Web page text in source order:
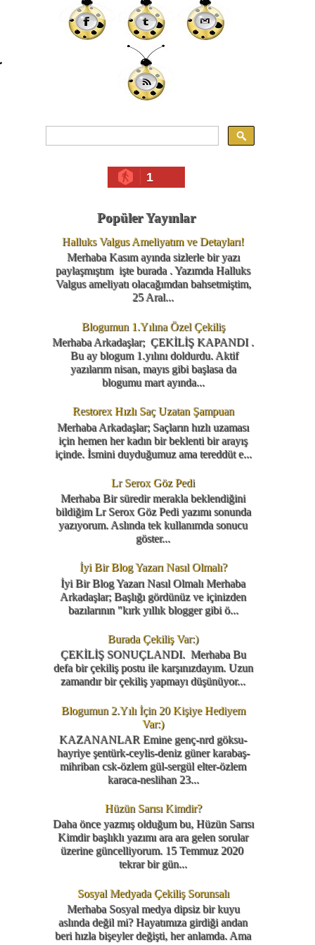
1
Popüler Yayınlar
Halluks Valgus Ameliyatım ve Detayları!
Merhaba Kasım ayında sizlerle bir yazı
paylaşmıştım işte burada . Yazımda Halluks
Valgus ameliyatı olacağımdan bahsetmiştim,
25 Aral...
Blogumun 1.Yılına Özel Çekiliş
Merhaba Arkadaşlar; ÇEKİLİŞ KAPANDI .
Bu ay blogum 1.yılını doldurdu. Aktif
yazılarım nisan, mayıs gibi başlasa da
blogumu mart ayında...
Restorex Hızlı Saç Uzatan Şampuan
Merhaba Arkadaşlar; Saçların hızlı uzaması
için hemen her kadın bir beklenti bir arayış
içinde. İsmini duyduğumuz ama tereddüt e...
Lr Serox Göz Pedi
Merhaba Bir süredir merakla beklendiğini
bildiğim Lr Serox Göz Pedi yazımı sonunda
yazıyorum. Aslında tek kullanımda sonucu
göster...
İyi Bir Blog Yazarı Nasıl Olmalı?
İyi Bir Blog Yazarı Nasıl Olmalı Merhaba
Arkadaşlar; Başlığı gördünüz ve içinizden
bazılarının "kırk yıllık blogger gibi ö...
Burada Çekiliş Var:)
ÇEKİLİŞ SONUÇLANDI. Merhaba Bu
defa bir çekiliş postu ile karşınızdayım. Uzun
zamandır bir çekiliş yapmayı düşünüyor...
Blogumun 2.Yılı İçin 20 Kişiye Hediyem
Var:)
KAZANANLAR Emine genç-nrd göksu-
hayriye şentürk-ceylis-deniz güner karabaş-
mihriban csk-özlem gül-sergül elter-özlem
karaca-neslihan 23...
Hüzün Sarısı Kimdir?
Daha önce yazmış olduğum bu, Hüzün Sarısı
Kimdir başlıklı yazımı ara ara gelen sorular
üzerine güncelliyorum. 15 Temmuz 2020
tekrar bir gün...
Sosyal Medyada Çekiliş Sorunsalı
Merhaba Sosyal medya dipsiz bir kuyu
aslında değil mi? Hayatımıza girdiği andan
beri hızla bişeyler değişti, her anlamda. Ama